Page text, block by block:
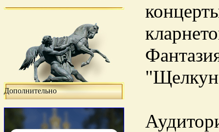
Дополнительно